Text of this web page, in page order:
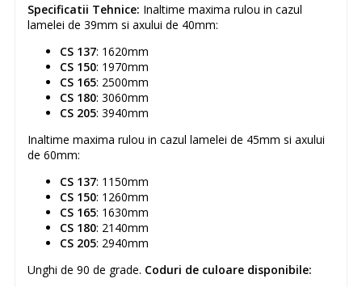
Specificatii Tehnice: Inaltime maxima rulou in cazul
lamelei de 39mm si axului de 40mm:
CS 137: 1620mm
CS 150: 1970mm
CS 165: 2500mm
CS 180: 3060mm
CS 205: 3940mm
Inaltime maxima rulou in cazul lamelei de 45mm si axului
de 60mm:
CS 137: 1150mm
CS 150: 1260mm
CS 165: 1630mm
CS 180: 2140mm
CS 205: 2940mm
Unghi de 90 de grade. Coduri de culoare disponibile: